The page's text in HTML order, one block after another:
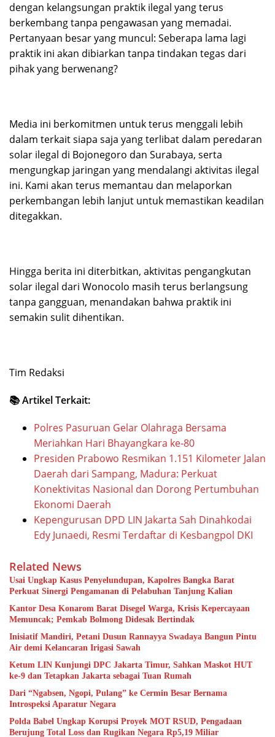
dengan kelangsungan praktik ilegal yang terus
berkembang tanpa pengawasan yang memadai.
Pertanyaan besar yang muncul: Seberapa lama lagi
praktik ini akan dibiarkan tanpa tindakan tegas dari
pihak yang berwenang?
Media ini berkomitmen untuk terus menggali lebih
dalam terkait siapa saja yang terlibat dalam peredaran
solar ilegal di Bojonegoro dan Surabaya, serta
mengungkap jaringan yang mendalangi aktivitas ilegal
ini. Kami akan terus memantau dan melaporkan
perkembangan lebih lanjut untuk memastikan keadilan
ditegakkan.
Hingga berita ini diterbitkan, aktivitas pengangkutan
solar ilegal dari Wonocolo masih terus berlangsung
tanpa gangguan, menandakan bahwa praktik ini
semakin sulit dihentikan.
Tim Redaksi
📚 Artikel Terkait:
Polres Pasuruan Gelar Olahraga Bersama
Meriahkan Hari Bhayangkara ke-80
Presiden Prabowo Resmikan 1.151 Kilometer Jalan
Daerah dari Sampang, Madura: Perkuat
Konektivitas Nasional dan Dorong Pertumbuhan
Ekonomi Daerah
Kepengurusan DPD LIN Jakarta Sah Dinahkodai
Edy Junaedi, Resmi Terdaftar di Kesbangpol DKI
Related News
Usai Ungkap Kasus Penyelundupan, Kapolres Bangka Barat
Perkuat Sinergi Pengamanan di Pelabuhan Tanjung Kalian
Kantor Desa Konarom Barat Disegel Warga, Krisis Kepercayaan
Memuncak; Pemkab Bolmong Didesak Bertindak
Inisiatif Mandiri, Petani Dusun Rannayya Swadaya Bangun Pintu
Air demi Kelancaran Irigasi Sawah
Ketum LIN Kunjungi DPC Jakarta Timur, Sahkan Maskot HUT
ke-9 dan Tetapkan Jakarta sebagai Tuan Rumah
Dari “Ngabsen, Ngopi, Pulang” ke Cermin Besar Bernama
Introspeksi Aparatur Negara
Polda Babel Ungkap Korupsi Proyek MOT RSUD, Pengadaan
Berujung Total Loss dan Rugikan Negara Rp5,19 Miliar